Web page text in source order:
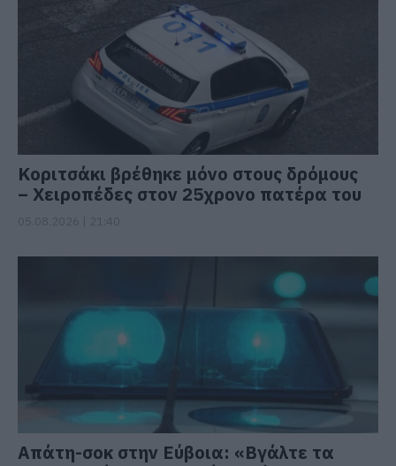
Κοριτσάκι βρέθηκε μόνο στους δρόμους
– Χειροπέδες στον 25χρονο πατέρα του
Απάτη-σοκ στην Εύβοια: «Βγάλτε τα